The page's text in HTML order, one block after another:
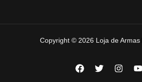
Copyright © 2026 Loja de Armas